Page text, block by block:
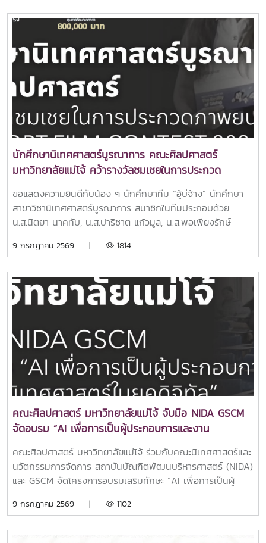
สัมมนา นายณัฐดนัย ยงไสว พร้อมผู้ประสานงานรายวิชาสหกิจ
ศึกษา สาขาวิชาภาษาอังกฤษ คณะศิลปศาสตร์ ได้ชี้แจงราย
ละเอียดเกี่ยวกับรายวิชาสหกิจศึกษา ขั้นตอนการดำเนินงาน และ
เอกสารที่เกี่ยวข้อง เพื่อสร้างความเข้าใจที่ถูกต้องแก่นักศึกษา
ก่อนออกปฏิบัติงานจริง พร้อมเปิดโอกาสให้นักศึกษาได้ซักถาม
ข้อสงสัยและแลกเปลี่ยนความคิดเห็นในช่วงกิจกรรมถาม–ตอบ
โครงการดังกล่าวสะท้อนถึงความมุ่งมั่นของหลักสูตรภาษา
อังกฤษ คณะศิลปศาสตร์ ในการพัฒนาศักยภาพของนักศึกษาให้
มีทั้งความรู้ ความสามารถ และทักษะที่จำเป็นสำหรับการทำงานใน
สถานประกอบการ พร้อมสร้างความมั่นใจและเสริมสร้าง
ประสบการณ์การเรียนรู้ที่เชื่อมโยงกับการทำงานจริง อันจะนำไป
สู่การเป็นบัณฑิตที่มีคุณภาพและสามารถตอบสนองต่อความ
ต้องการของตลาดแรงงานในอนาคตได้อย่างมีประสิทธิภาพ
ขยายพลังนวัตกรรมสังคม สู่อนาคตที่ยั่งยืน ระหว่างวันที่ 6-7
กรกฎาคม 2569ทั้งนี้ บทคัดย่อบทความวิชาการดังกล่าว ซึ่งจัด
พิมพ์ทั้ง ภาษาอังกฤษและภาษาไทย ได้รับการตีพิมพ์ใน
Abstract Book ของการประชุมวิชาการ หน้า 115–116 โดย
สามารถอ่านเพิ่มเติม
ได้ที่https://conference2026.tsu.ac.th/.../
to Dr. Kulaya Pongpan on receiving the Good-Level
Award for her oral presentation entitled "Sounding the
Naga: Ideologies in Thai Naga Soundtracks (ฟังเสียง
พญานาค: อุดมการณ์ในเพลงประกอบสื่อพญานาคไทย)" in the
Humanities and Social Sciences category at the 37th
Thaksin University National Conference 2026, held in
Songkhla Province on 6–7 July 2026 under the
conference theme "Scaling Social Innovation for Global
Sustainable Futures."The academic article abstract,
Conference Abstract Book (pp. 115–116). It is available
นักศึกษานิเทศศาสตร์บูรณาการ คณะศิลปศาสตร์
มหาวิทยาลัยแม่โจ้ คว้ารางวัลชมเชยในการประกวด
ภาพยนตร์สั้น GLO Short Film Contest 2026
ขอแสดงความยินดีกับน้อง ๆ นักศึกษาทีม “อู้บ่จ้าง” นักศึกษา
สาขาวิชานิเทศศาสตร์บูรณาการ สมาชิกในทีมประกอบด้วย
น.ส.นิตยา นาคทับ, น.ส.ปาริชาต แก้วมูล, น.ส.พอเพียงรักษ์
พงษ์ สายพิณ เป็นอาจารย์ที่ปรึกษา สามารถคว้ารางวัลชมเชย
GLO Short Film Contest 2026 จัดโดย สำนักงานสลากกิน
แบ่งรัฐบาล ร่วมกับ Major Group ด้วยผลงานเรื่อง “เทียนที่ส่ง
ต่อ” สะท้อนแนวคิดการเป็นผู้ให้ในสังคม การประกวดในปีนี้จัดขึ้น
ให้ด้วยใจจริง” โดยเปิดโอกาสให้นิสิตนักศึกษาจากทั่วประเทศนำ
เสนอเรื่องราวผ่านภาพยนตร์สั้นที่สะท้อนถึงพลังของการแบ่งปัน
และการสร้างสรรค์สังคมแห่งความดี ผลงาน “เทียนที่ส่งต่อ”
ของทีม “อู้บ่จ้าง” เป็นผลงานที่สะท้อนชีวิตของ “บอล” ชายผู้เคย
ผิดพลาดและต้องเผชิญกับการตีตราจากสังคมหลังพ้นโทษ เรื่อง
ราวพาผู้ชมตั้งคำถามถึง “โอกาสครั้งที่สอง” และคุณค่าของการ
ไม่ตัดสินคนเพียงจากอดีตจุดเด่นของผลงานอยู่ที่การเล่าเรื่องด
ราม่าชีวิตอย่างเข้มข้น ใช้ประเด็นการตีตราของสังคม การให้อภัย
และการส่งต่อความหวังเป็นแกนหลัก เปรียบเสมือน “เทียน” ที่แม้
ริบหรี่ แต่หากมีใครสักคนจุดต่อ ก็อาจกลายเป็นแสงสว่างให้ชีวิต
หนึ่งได้อีกครั้ง ซึ่งผลงานนี้ได้รับรางวัลชมเชย สะท้อนพลังของ
สังคมหันกลับมามองมนุษย์ด้วยความเข้าใจมากขึ้น ทีมได้รับใบ
9 กรกฎาคม 2569 | 1814
คณะศิลปศาสตร์ มหาวิทยาลัยแม่โจ้ จับมือ NIDA GSCM
จัดอบรม “AI เพื่อการเป็นผู้ประกอบการและงาน
นิเทศศาสตร์ในยุคดิจิทัล”
คณะศิลปศาสตร์ มหาวิทยาลัยแม่โจ้ ร่วมกับคณะนิเทศศาสตร์และ
นวัตกรรมการจัดการ สถาบันบัณฑิตพัฒนบริหารศาสตร์ (NIDA)
และ GSCM จัดโครงการอบรมเสริมทักษะ “AI เพื่อการเป็นผู้
ศักยภาพนักศึกษาให้มีความรู้ ความเข้าใจ และสามารถประยุกต์ใช้
9 กรกฎาคม 2569 | 1102